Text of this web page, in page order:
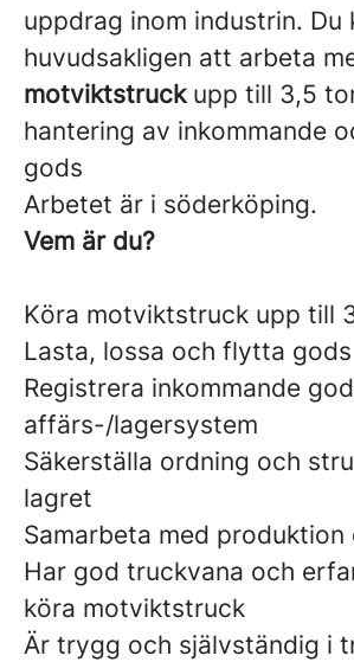
uppdrag inom industrin. Du
huvudsakligen att arbeta
motviktstruckupp till 3,5
hantering av inkommande
gods
Arbetet är i söderköping.
Vem är du?
Köra motviktstruck upp till
Lasta, lossa och flytta gods
Registrera inkommande
affärs-/lagersystem
Säkerställa ordning och
lagret
Samarbeta med
Har god truckvana och
köra motviktstruck
Är trygg och självständig i